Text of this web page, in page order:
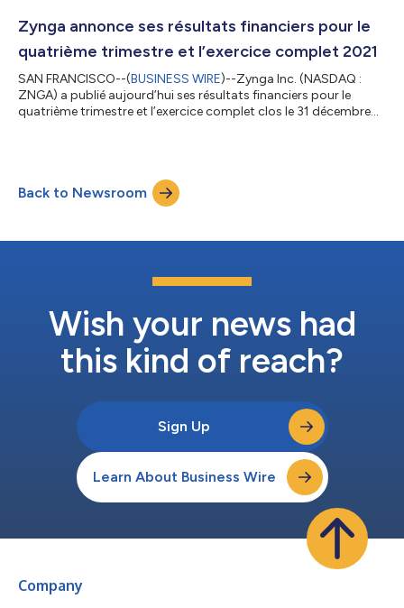
l’avenir. Jalons du quatrième anniversaire Golf Rival o...
Zynga annonce ses résultats financiers pour le
quatrième trimestre et l’exercice complet 2021
SAN FRANCISCO--(BUSINESS WIRE)--Zynga Inc. (NASDAQ :
ZNGA) a publié aujourd’hui ses résultats financiers pour le
quatrième trimestre et l’exercice complet clos le 31 décembre
atteignant la plus forte audience mobile dans toute l’histoire de
Zynga », a déclaré Frank Gibeau, PDG de Zynga. « Je suis fier des
Back to Newsroom
Wish your news had
this kind of reach?
Sign Up
Learn About Business Wire
Company